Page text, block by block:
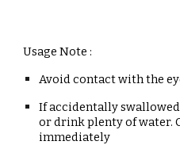
Usage Note :
Avoid contact with the
If accidentally
or drink plenty of water.
immediately